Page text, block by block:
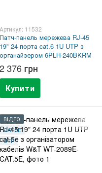
Артикул: 11532
Патч-панель мережева RJ-45
19" 24 порта cat.6 1U UTP з
органайзером 6PLH-240BKRM
2 376 грн
Купити
ВІДЕО
CAT.5E
UTP